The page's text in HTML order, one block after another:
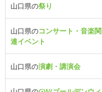
山口県の祭り
山口県のコンサート・音楽関
連イベント
山口県の演劇・講演会